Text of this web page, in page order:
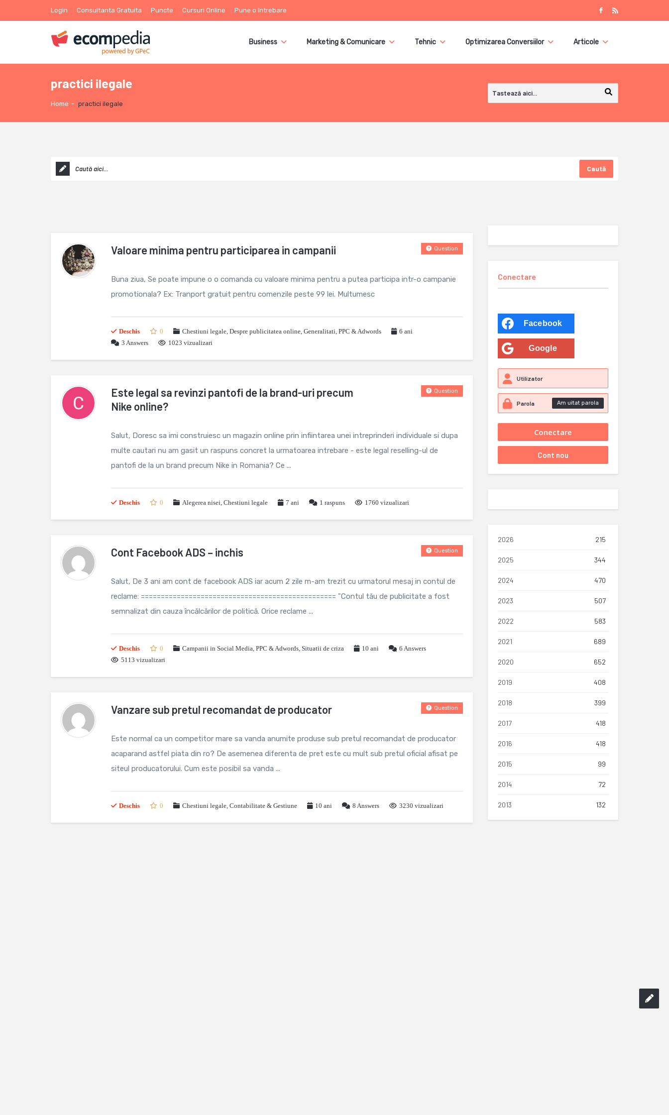
Login Consultanta Gratuita Puncte Cursuri Online Pune o întrebare
Business Marketing & Comunicare Tehnic Optimizarea Conversiilor Articole
practici ilegale
Home - practici ilegale
Caută
Valoare minima pentru participarea in campanii Question
Buna ziua, Se poate impune o o comanda cu valoare minima pentru a putea participa intr-o campanie
promotionala? Ex: Tranport gratuit pentru comenzile peste 99 lei. Multumesc
Deschis 0 Chestiuni legale, Despre publicitatea online, Generalitati, PPC & Adwords
6 ani
3 Answers 1023 vizualizari
Este legal sa revinzi pantofi de la brand-uri precum
Nike online?
Question
Salut, Doresc sa imi construiesc un magazin online prin infiintarea unei intreprinderi individuale si dupa
multe cautari nu am gasit un raspuns concret la urmatoarea intrebare - este legal reselling-ul de
pantofi de la un brand precum Nike in Romania? Ce ...
Deschis 0 Alegerea nisei, Chestiuni legale 7 ani 1 raspuns 1760 vizualizari
Cont Facebook ADS – inchis Question
Salut, De 3 ani am cont de facebook ADS iar acum 2 zile m-am trezit cu urmatorul mesaj in contul de
reclame: ================================================= "Contul tău de publicitate a fost
semnalizat din cauza încălcărilor de politică. Orice reclame ...
Deschis 0 Campanii in Social Media, PPC & Adwords, Situatii de criza 10 ani 6 Answers
5113 vizualizari
Vanzare sub pretul recomandat de producator Question
Este normal ca un competitor mare sa vanda anumite produse sub pretul recomandat de producator
acaparand astfel piata din ro? De asemenea diferenta de pret este cu mult sub pretul oficial afisat pe
siteul producatorului. Cum este posibil sa vanda ...
Deschis 0 Chestiuni legale, Contabilitate & Gestiune 10 ani 8 Answers 3230 vizualizari
Conectare
Facebook
Google
Am uitat parola
2026 215
2025 344
2024 470
2023 507
2022 583
2021 689
2020 652
2019 408
2018 399
2017 418
2016 418
2015 99
2014 72
2013 132